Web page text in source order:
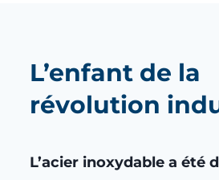
L’enfant de la
révolution
L’acier inoxydable a été